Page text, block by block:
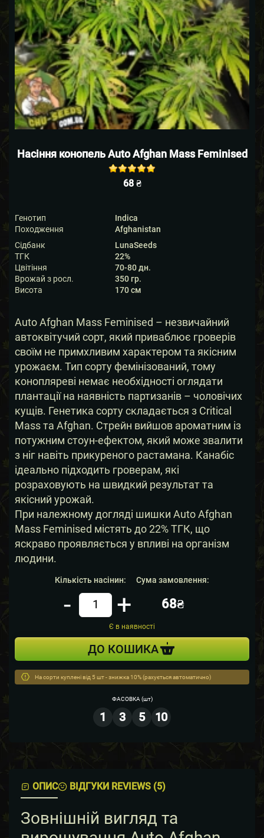
Насіння конопель Auto Afghan Mass Feminised
Ratedout of
5 based on
68 ₴
Генотип
Indica
Походження
Afghanistan
Сідбанк
LunaSeeds
ТГК
22%
Цвітіння
70-80 дн.
Врожай з росл.
350 гр.
Висота
170 см
Auto Afghan Mass Feminised – незвичайний
автоквітучий сорт, який приваблює гроверів
своїм не примхливим характером та якісним
урожаєм. Тип сорту фемінізований, тому
конопляреві немає необхідності оглядати
плантації на наявність партизанів – чоловічих
кущів. Генетика сорту складається з Critical
Mass та Afghan. Стрейн вийшов ароматним із
потужним стоун-ефектом, який може звалити
з ніг навіть прикуреного растамана. Канабіс
ідеально підходить гроверам, які
розраховують на швидкий результат та
якісний урожай.
При належному догляді шишки Auto Afghan
Mass Feminised містять до 22% ТГК, що
яскраво проявляється у впливі на організм
людини.
Кількість насінин:
Кiлькiсть
- +
Сума замовлення:
68₴
Є в наявності
ДО КОШИКА
На сорти куплені від 5 шт - знижка 10% (рахується автоматично)
ФАСОВКА (шт)
1 3 5 10
ОПИС ВІДГУКИ REVIEWS (5)
Зовнішній вигляд та